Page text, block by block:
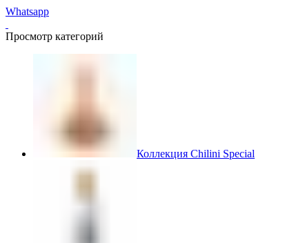
Whatsapp
Просмотр категорий
Коллекция Chilini Special